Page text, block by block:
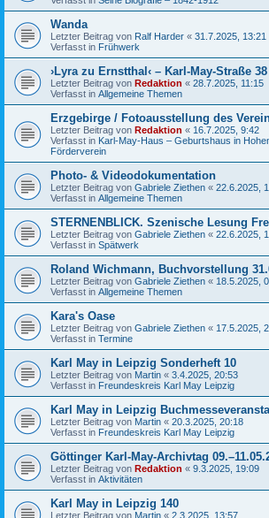
Wanda
Letzter Beitrag von Ralf Harder « 31.7.2025, 13:21
Verfasst in Frühwerk
›Lyra zu Ernstthal‹ – Karl-May-Straße 38
Letzter Beitrag von Redaktion « 28.7.2025, 11:15
Verfasst in Allgemeine Themen
Erzgebirge / Fotoausstellung des
Letzter Beitrag von Redaktion « 16.7.2025, 9:42
Verfasst in Karl-May-Haus – Geburtshaus in
Förderverein
Photo- & Videodokumentation
Letzter Beitrag von Gabriele Ziethen « 22.6.2025,
Verfasst in Allgemeine Themen
STERNENBLICK. Szenische Lesung
Letzter Beitrag von Gabriele Ziethen « 22.6.2025,
Verfasst in Spätwerk
Roland Wichmann, Buchvorstellung
Letzter Beitrag von Gabriele Ziethen « 18.5.2025,
Verfasst in Allgemeine Themen
Kara's Oase
Letzter Beitrag von Gabriele Ziethen « 17.5.2025,
Verfasst in Termine
Karl May in Leipzig Sonderheft 10
Letzter Beitrag von Martin « 3.4.2025, 20:53
Verfasst in Freundeskreis Karl May Leipzig
Karl May in Leipzig
Letzter Beitrag von Martin « 20.3.2025, 20:18
Verfasst in Freundeskreis Karl May Leipzig
Göttinger Karl-May-Archivtag
Letzter Beitrag von Redaktion « 9.3.2025, 19:09
Verfasst in Aktivitäten
Karl May in Leipzig 140
Letzter Beitrag von Martin « 2.3.2025, 13:57